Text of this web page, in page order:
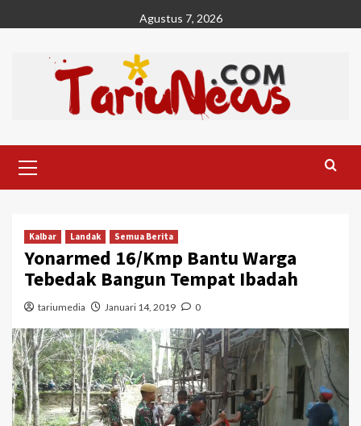
to
Agustus 7, 2026
Menu
Kalbar Landak Semua Berita
Yonarmed 16/Kmp Bantu Warga
Tebedak Bangun Tempat Ibadah
tariumedia Januari 14, 2019 0